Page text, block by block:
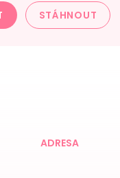
STÁHNOUT
ADRESA